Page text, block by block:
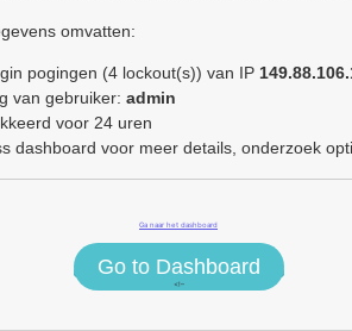
omvatten:
pogingen (4 lockout(s)) van IP
van gebruiker: admin
voor 24 uren
dashboard voor meer details, onderzoek
Ga naar het dashboard
Go to Dashboard
<!–